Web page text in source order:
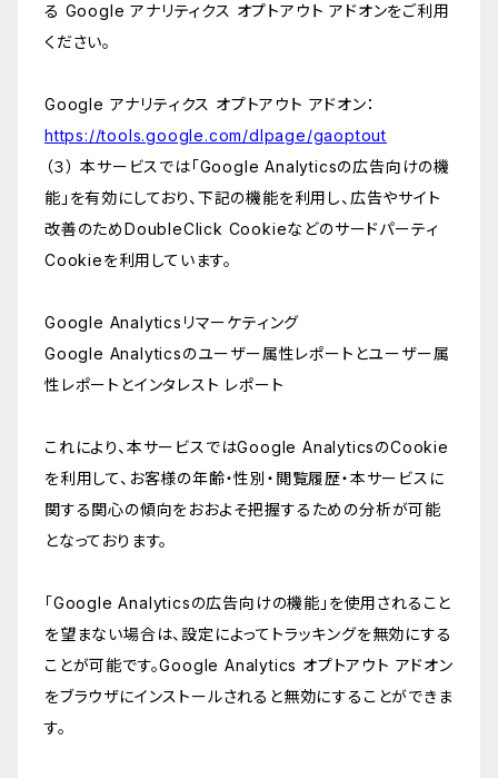
る Google アナリティクス オプトアウト アドオンをご利用
ください。
Google アナリティクス オプトアウト アドオン：
https://tools.google.com/dlpage/gaoptout
（３） 本サービスでは「Google Analyticsの広告向けの機
能」を有効にしており、下記の機能を利用し、広告やサイト
改善のためDoubleClick Cookieなどのサードパーティ
Cookieを利用しています。
Google Analyticsリマーケティング
Google Analyticsのユーザー属性レポートとユーザー属
性レポートとインタレスト レポート
これにより、本サービスではGoogle AnalyticsのCookie
を利用して、お客様の年齢・性別・閲覧履歴・本サービスに
関する関心の傾向をおおよそ把握するための分析が可能
となっております。
「Google Analyticsの広告向けの機能」を使用されること
を望まない場合は、設定によってトラッキングを無効にする
ことが可能です。Google Analytics オプトアウト アドオン
をブラウザにインストールされると無効にすることができま
す。